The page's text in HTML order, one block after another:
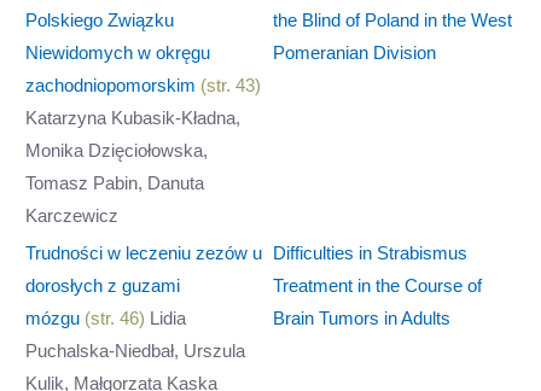
Polskiego Związku
Niewidomych w okręgu
zachodniopomorskim (str. 43)
Katarzyna Kubasik-Kładna,
Monika Dzięciołowska,
Tomasz Pabin, Danuta
Karczewicz
the Blind of Poland in the West
Pomeranian Division
Trudności w leczeniu zezów u
dorosłych z guzami
mózgu (str. 46) Lidia
Puchalska-Niedbał, Urszula
Kulik, Małgorzata Kaska
Difficulties in Strabismus
Treatment in the Course of
Brain Tumors in Adults